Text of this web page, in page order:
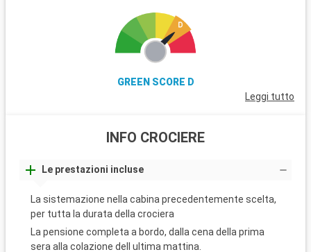
GREEN SCORE D
Leggi tutto
INFO CROCIERE
Le prestazioni incluse
La sistemazione nella cabina precedentemente scelta,
per tutta la durata della crociera
La pensione completa a bordo, dalla cena della prima
sera alla colazione dell ultima mattina.